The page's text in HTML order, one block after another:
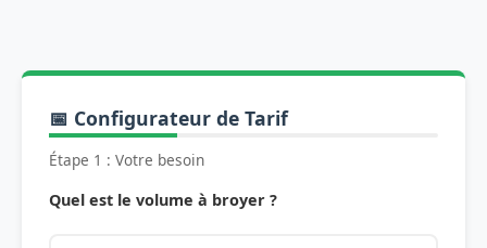
📅 Configurateur de Tarif
Étape 1 : Votre besoin
Quel est le volume à broyer ?